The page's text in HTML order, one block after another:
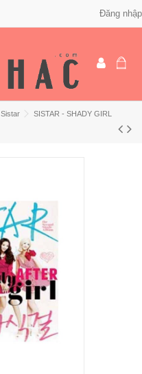
Đăng nhập
Sistar SISTAR - SHADY GIRL